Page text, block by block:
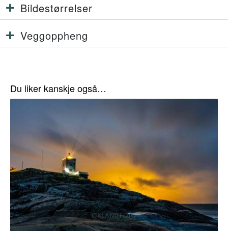
Bildestørrelser
Veggoppheng
Du liker kanskje også…